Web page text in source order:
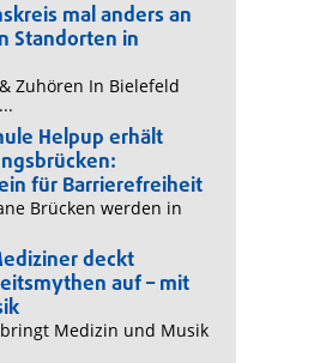
mal anders an
Standorten in
Zuhören In Bielefeld
Helpup erhält
für Barrierefreiheit
Brücken werden in
deckt
auf – mit
bringt Medizin und Musik